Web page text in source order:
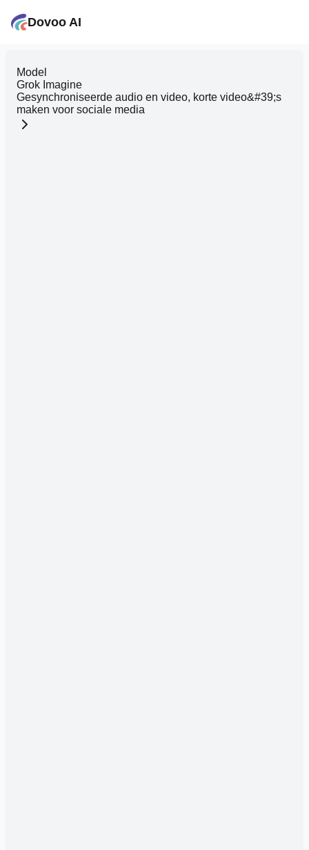
Dovoo AI
Model
Grok Imagine
Gesynchroniseerde audio en video, korte video&#39;s
maken voor sociale media